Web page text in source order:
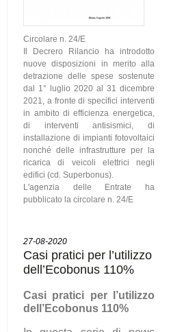
Circolare n. 24/E
Il Decrero Rilancio ha introdotto
nuove disposizioni in merito alla
detrazione delle spese sostenute
dal 1° luglio 2020 al 31 dicembre
2021, a fronte di specifici interventi
in ambito di efficienza energetica,
di interventi antisismici, di
installazione di impianti fotovoltaici
nonché delle infrastrutture per la
ricarica di veicoli elettrici negli
edifici (cd. Superbonus).
L'agenzia delle Entrate ha
pubblicato la circolare n. 24/E
27-08-2020
Casi pratici per l’utilizzo
dell’Ecobonus 110%
Casi pratici per l’utilizzo
dell’Ecobonus 110%